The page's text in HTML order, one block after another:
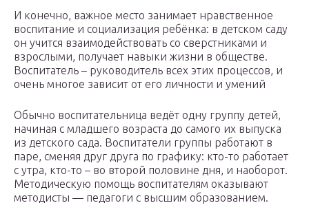
И конечно, важное место занимает нравственное
воспитание и социализация ребёнка: в детском саду
он учится взаимодействовать со сверстниками и
взрослыми, получает навыки жизни в обществе.
Воспитатель – руководитель всех этих процессов, и
очень многое зависит от его личности и умений
Обычно воспитательница ведёт одну группу детей,
начиная с младшего возраста до самого их выпуска
из детского сада. Воспитатели группы работают в
паре, сменяя друг друга по графику: кто-то работает
с утра, кто-то – во второй половине дня, и наоборот.
Методическую помощь воспитателям оказывают
методисты — педагоги с высшим образованием.